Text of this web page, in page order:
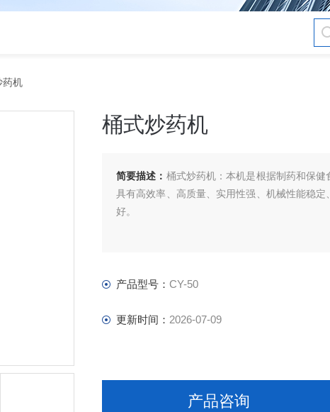
药机
桶式炒药机
简要描述： 桶式炒药机：本机是根据制药和保健
具有高效率、高质量、实用性强、机械性能稳
好。
产品型号： CY-50
更新时间： 2026-07-09
产品咨询